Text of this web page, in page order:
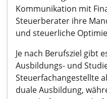
Kommunikation mit
Steuerberater ihre
und steuerliche
Je nach Berufsziel gibt
Ausbildungs- und
Steuerfachangestellte
duale Ausbildung,